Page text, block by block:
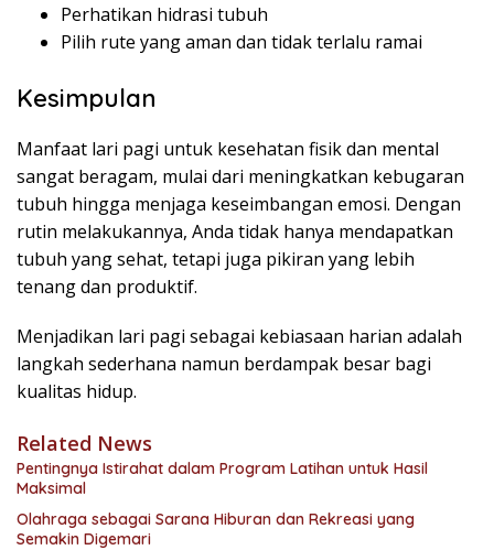
Perhatikan hidrasi tubuh
Pilih rute yang aman dan tidak terlalu ramai
Kesimpulan
Manfaat lari pagi untuk kesehatan fisik dan mental
sangat beragam, mulai dari meningkatkan kebugaran
tubuh hingga menjaga keseimbangan emosi. Dengan
rutin melakukannya, Anda tidak hanya mendapatkan
tubuh yang sehat, tetapi juga pikiran yang lebih
tenang dan produktif.
Menjadikan lari pagi sebagai kebiasaan harian adalah
langkah sederhana namun berdampak besar bagi
kualitas hidup.
Related News
Pentingnya Istirahat dalam Program Latihan untuk Hasil
Maksimal
Olahraga sebagai Sarana Hiburan dan Rekreasi yang
Semakin Digemari